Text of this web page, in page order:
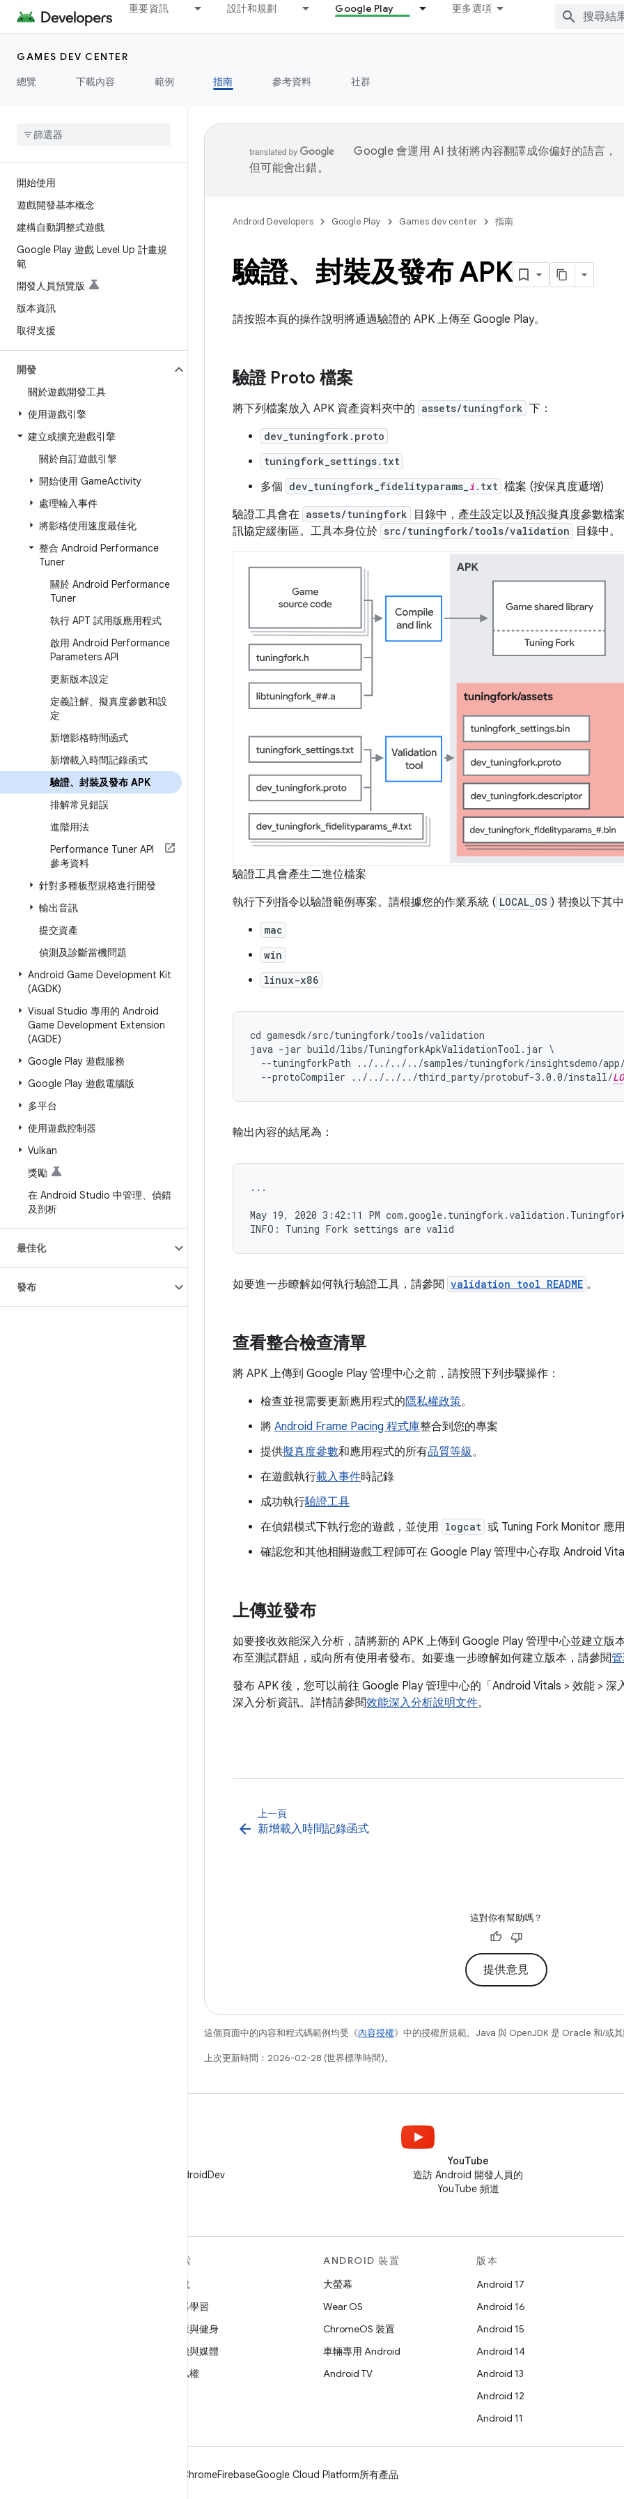
重要資訊 設計和規劃 Google Play 更多選項
GAMES DEV CENTER
總覽
下載內容 範例 指南 參考資料 社群
開始使用
遊戲開發基本概念
建構自動調整式遊戲
Google Play 遊戲 Level Up 計畫規
範
開發人員預覽版
版本資訊
取得支援
開發
關於遊戲開發工具
使用遊戲引擎
建立或擴充遊戲引擎
關於自訂遊戲引擎
開始使用 GameActivity
處理輸入事件
將影格使用速度最佳化
整合 Android Performance
Tuner
關於 Android Performance
Tuner
執行 APT 試用版應用程式
啟用 Android Performance
Parameters API
更新版本設定
定義註解、擬真度參數和設
定
新增影格時間函式
新增載入時間記錄函式
驗證、封裝及發布 APK
排解常見錯誤
進階用法
Performance Tuner API
參考資料
針對多種板型規格進行開發
輸出音訊
提交資產
偵測及診斷當機問題
Android Game Development Kit
(AGDK)
Visual Studio 專用的 Android
Game Development Extension
(AGDE)
Google Play 遊戲服務
Google Play 遊戲電腦版
多平台
使用遊戲控制器
Vulkan
獎勵
在 Android Studio 中管理、偵錯
及剖析
最佳化
發布
Google 會運用 AI 技術將內容翻譯成你偏好的語言，
但可能會出錯。
Android Developers Google Play Games dev center 指南
驗證、封裝及發布 APK
請按照本頁的操作說明將通過驗證的 APK 上傳至 Google Play。
驗證 Proto 檔案
將下列檔案放入 APK 資產資料夾中的 assets/tuningfork 下：
dev_tuningfork.proto
tuningfork_settings.txt
多個 dev_tuningfork_fidelityparams_ i .txt 檔案 (按保真度遞增)
驗證工具會在 assets/tuningfork
目錄中，產生設定以及預設擬真度參數檔
訊協定緩衝區。工具本身位於 src/tuningfork/tools/validation 目錄中。
驗證工具會產生二進位檔案
執行下列指令以驗證範例專案。請根據您的作業系統 ( LOCAL_OS ) 替換以下其
mac
win
linux-x86
cd gamesdk/src/tuningfork/tools/validation
java -jar build/libs/TuningforkApkValidationTool.jar \
--tuningforkPath ../../../../samples/tuningfork/insightsdemo/
  --protoCompiler ../../../../third_party/protobuf-3.0.0/install/
輸出內容的結尾為：
...
May 19, 2020 3:42:11 PM
如要進一步瞭解如何執行驗證工具，請參閱 validation tool README 。
查看整合檢查清單
將 APK 上傳到 Google Play 管理中心之前，請按照下列步驟操作：
檢查並視需要更新應用程式的隱私權政策。
將 Android Frame Pacing 程式庫整合到您的專案
提供擬真度參數和應用程式的所有品質等級。
在遊戲執行載入事件時記錄
成功執行驗證工具
在偵錯模式下執行您的遊戲，並使用 logcat 或 Tuning Fork Monitor 應
確認您和其他相關遊戲工程師可在 Google Play 管理中心存取 Android
上傳並發布
如要接收效能深入分析，請將新的 APK 上傳到 Google Play 管理中心並建立版
布至測試群組，或向所有使用者發布。如要進一步瞭解如何建立版本，請參閱
發布 APK 後，您可以前往 Google Play 管理中心的「Android Vitals > 效能 > 深
深入分析資訊。詳情請參閱效能深入分析說明文件。
上一頁
arrow_back 新增載入時間記錄函式
這對你有幫助嗎？
提供意見
這個頁面中的內容和程式碼範例均受《內容授權》中的授權所規範。Java 與 OpenJDK 是 Oracle 和/或
上次更新時間：2026-02-28 (世界標準時間)。
在 X 中追蹤 @AndroidDev
YouTube
造訪 Android 開發人員的
YouTube 頻道
探索
遊戲
機器學習
健康與健身
相機與媒體
隱私權
ANDROID 裝置
大螢幕
Wear OS
ChromeOS 裝置
車輛專用 Android
Android TV
版本
Android 17
Android 16
Android 15
Android 14
Android 13
Android 12
Android 11
ChromeFirebaseGoogle Cloud Platform所有產品